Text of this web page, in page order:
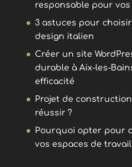
responsable pour vos
3 astuces pour
design italien
Créer un site
durable à Aix-les-
efficacité
Projet de
réussir ?
Pourquoi opter pour
vos espaces de travail